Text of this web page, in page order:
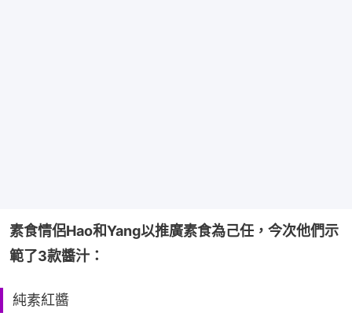
素食情侶Hao和Yang以推廣素食為己任，今次他們示
範了3款醬汁：
純素紅醬